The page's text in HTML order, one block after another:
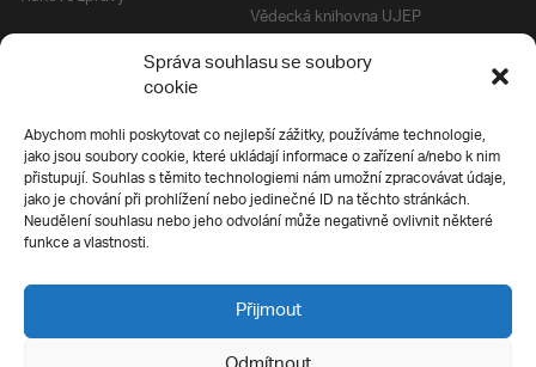
Správa souhlasu se soubory
cookie
Abychom mohli poskytovat co nejlepší zážitky, používáme technologie,
jako jsou soubory cookie, které ukládají informace o zařízení a/nebo k nim
přistupují. Souhlas s těmito technologiemi nám umožní zpracovávat údaje,
jako je chování při prohlížení nebo jedinečné ID na těchto stránkách.
Neudělení souhlasu nebo jeho odvolání může negativně ovlivnit některé
funkce a vlastnosti.
Přijmout
Vědecká knihovna UJEP
Správa kolejí a menz
Univerzitní centrum podpory
Silverius
Pro uchazeče
Přijímací řízení
E-prihlaska
Přípravné kurzy
Ochrana soukromí